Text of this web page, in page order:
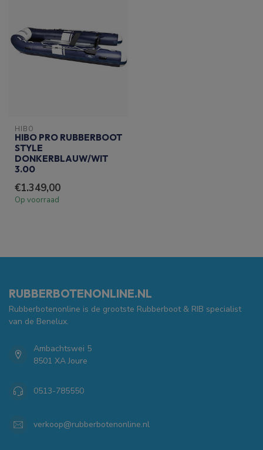
HIBO
HIBO PRO RUBBERBOOT
STYLE
DONKERBLAUW/WIT
3.00
€1.349,00
Op voorraad
RUBBERBOTENONLINE.NL
Rubberbotenonline is de grootste Rubberboot & RIB specialist
van de Benelux.
Ambachtswei 5
8501 XA Joure
0513-785550
verkoop@rubberbotenonline.nl